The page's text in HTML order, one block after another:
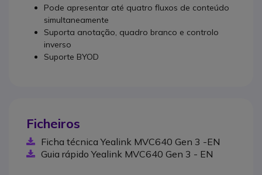
Pode apresentar até quatro fluxos de conteúdo
simultaneamente
Suporta anotação, quadro branco e controlo
inverso
Suporte BYOD
Ficheiros
Ficha técnica Yealink MVC640 Gen 3 -EN
Guia rápido Yealink MVC640 Gen 3 - EN